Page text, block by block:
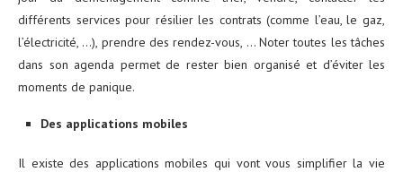
différents services pour résilier les contrats (comme l’eau, le gaz,
l’électricité, …), prendre des rendez-vous, … Noter toutes les tâches
dans son agenda permet de rester bien organisé et d’éviter les
moments de panique.
Des applications mobiles
Il existe des applications mobiles qui vont vous simplifier la vie